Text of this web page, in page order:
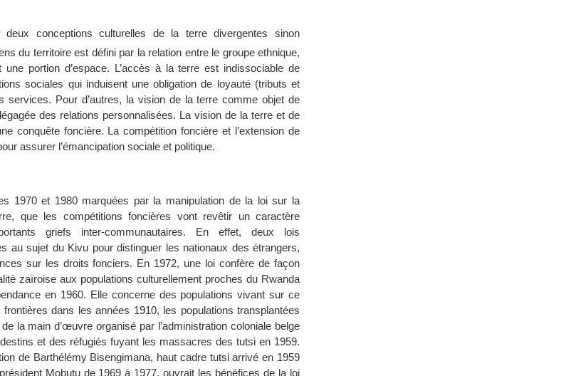
conceptions culturelles de la terre divergentes sinon
du territoire est défini par la relation entre le groupe ethnique,
portion d’espace. L’accès à la terre est indissociable de
sociales qui induisent une obligation de loyauté (tributs et
services. Pour d’autres, la vision de la terre comme objet de
des relations personnalisées. La vision de la terre et de
conquête foncière. La compétition foncière et l’extension de
assurer l’émancipation sociale et politique.
1970 et 1980 marquées par la manipulation de la loi sur la
que les compétitions foncières vont revêtir un caractère
griefs inter-communautaires. En effet, deux lois
au sujet du Kivu pour distinguer les nationaux des étrangers,
sur les droits fonciers. En 1972, une loi confère de façon
zaïroise aux populations culturellement proches du Rwanda
en 1960. Elle concerne des populations vivant sur ce
dans les années 1910, les populations transplantées
la main d’œuvre organisé par l’administration coloniale belge
et des réfugiés fuyant les massacres des tutsi en 1959.
de Barthélémy Bisengimana, haut cadre tutsi arrivé en 1959
Mobutu de 1969 à 1977, ouvrait les bénéfices de la loi